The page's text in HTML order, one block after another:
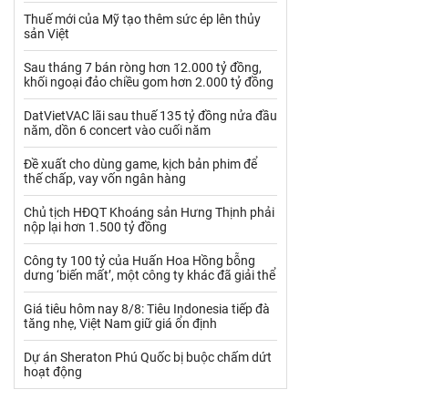
Nhựa - Hạt nhựa
Palladium Phân bón
Rau - Củ -Quả Sắt thép
Sữa
Than Thức ăn chăn nuôi
Thủy hải sản khác
Vàng
VLXD khác Xăng dầu
Xi măng - Clynker
Thuế mới của Mỹ tạo thêm sức ép lên thủy
sản Việt
Sau tháng 7 bán ròng hơn 12.000 tỷ đồng,
khối ngoại đảo chiều gom hơn 2.000 tỷ đồng
DatVietVAC lãi sau thuế 135 tỷ đồng nửa đầu
năm, dồn 6 concert vào cuối năm
Đề xuất cho dùng game, kịch bản phim để
thế chấp, vay vốn ngân hàng
Chủ tịch HĐQT Khoáng sản Hưng Thịnh phải
nộp lại hơn 1.500 tỷ đồng
Công ty 100 tỷ của Huấn Hoa Hồng bỗng
dưng ‘biến mất’, một công ty khác đã giải thể
Giá tiêu hôm nay 8/8: Tiêu Indonesia tiếp đà
tăng nhẹ, Việt Nam giữ giá ổn định
Dự án Sheraton Phú Quốc bị buộc chấm dứt
hoạt động